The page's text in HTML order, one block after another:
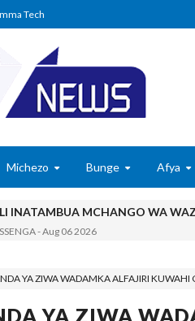
Tech
Michezo Bunge Afya
INATAMBUA MCHANGO WA
-Aug 06 2026
YA URASIMISHAJI
YA ZIWA WADAMKA ALFAJIRI
YA ZIWA